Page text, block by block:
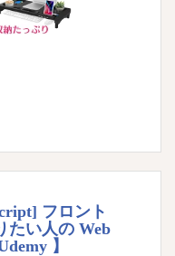
フロント
たい人の Web
】